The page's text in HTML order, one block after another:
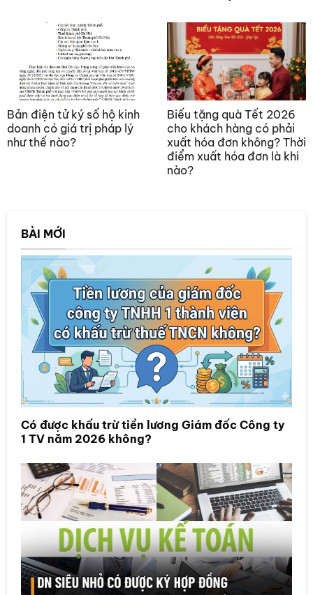
Bản điện tử ký số hộ kinh
doanh có giá trị pháp lý
như thế nào?
Biếu tặng quà Tết 2026
cho khách hàng có phải
xuất hóa đơn không? Thời
điểm xuất hóa đơn là khi
nào?
BÀI MỚI
Có được khấu trừ tiền lương Giám đốc Công ty
1 TV năm 2026 không?